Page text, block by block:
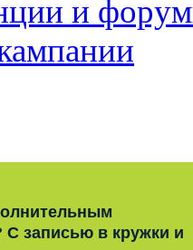
и
С записью в кружки и